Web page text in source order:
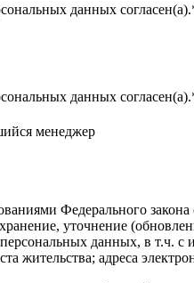
данных
данных
менеджер
Федерального
уточнение
данных, в т.ч. с
жительства; адреса